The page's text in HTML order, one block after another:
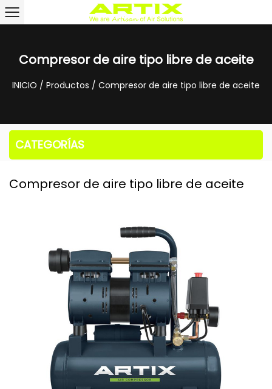
Compresor de aire tipo libre de aceite
INICIO / Productos / Compresor de aire tipo libre de aceite
CATEGORÍAS
Compresor de aire tipo libre de aceite